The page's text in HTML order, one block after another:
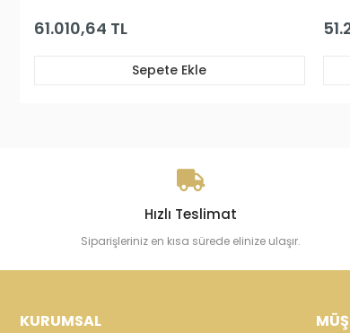
51.219,63 TL
Sepete Ekle
Hızlı Teslimat
Siparişleriniz en kısa sürede elinize ulaşır.
KURUMSAL